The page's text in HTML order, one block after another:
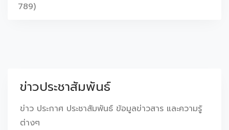
789)
ข่าวประชาสัมพันธ์
ข่าว ประกาศ ประชาสัมพันธ์ ข้อมูลข่าวสาร และความรู้
ต่างๆ